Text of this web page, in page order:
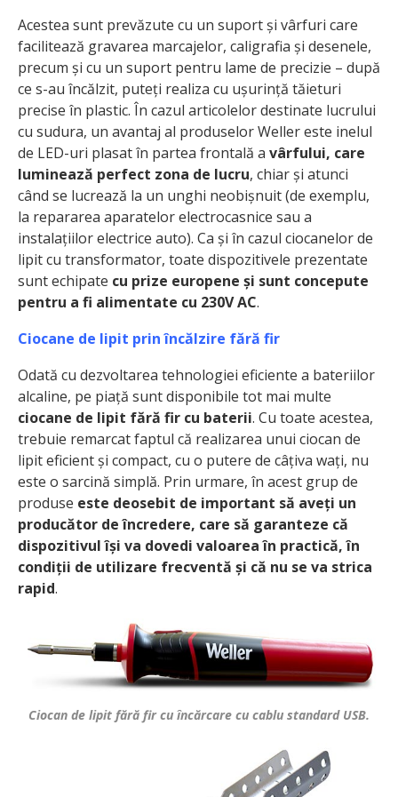
Acestea sunt prevăzute cu un suport și vârfuri care
facilitează gravarea marcajelor, caligrafia și desenele,
precum și cu un suport pentru lame de precizie – după
ce s-au încălzit, puteți realiza cu ușurință tăieturi
precise în plastic. În cazul articolelor destinate lucrului
cu sudura, un avantaj al produselor Weller este inelul
de LED-uri plasat în partea frontală a vârfului, care
luminează perfect zona de lucru, chiar și atunci
când se lucrează la un unghi neobișnuit (de exemplu,
la repararea aparatelor electrocasnice sau a
instalațiilor electrice auto). Ca și în cazul ciocanelor de
lipit cu transformator, toate dispozitivele prezentate
sunt echipate cu prize europene și sunt concepute
pentru a fi alimentate cu 230V AC.
Ciocane de lipit prin încălzire fără fir
Odată cu dezvoltarea tehnologiei eficiente a bateriilor
alcaline, pe piață sunt disponibile tot mai multe
ciocane de lipit fără fir cu baterii. Cu toate acestea,
trebuie remarcat faptul că realizarea unui ciocan de
lipit eficient și compact, cu o putere de câțiva wați, nu
este o sarcină simplă. Prin urmare, în acest grup de
produse este deosebit de important să aveți un
producător de încredere, care să garanteze că
dispozitivul își va dovedi valoarea în practică, în
condiții de utilizare frecventă și că nu se va strica
rapid.
Ciocan de lipit fără fir cu încărcare cu cablu standard USB.